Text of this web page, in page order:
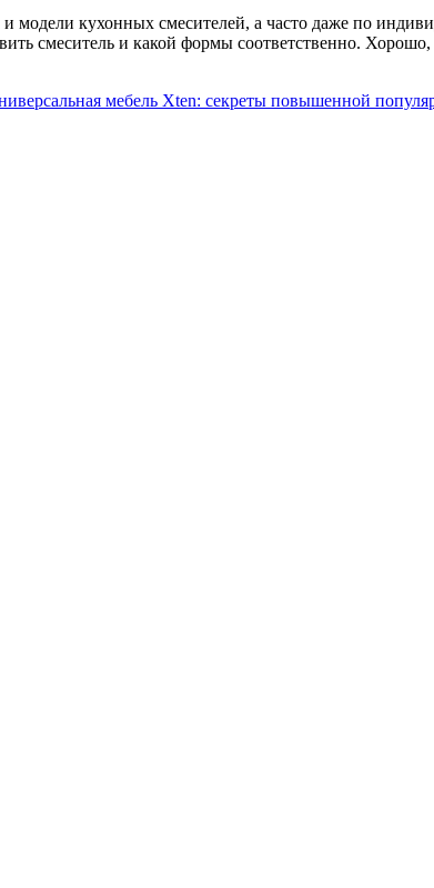
модели кухонных смесителей, а часто даже по
смеситель и какой формы соответственно.
мебель Xten: секреты повышенной